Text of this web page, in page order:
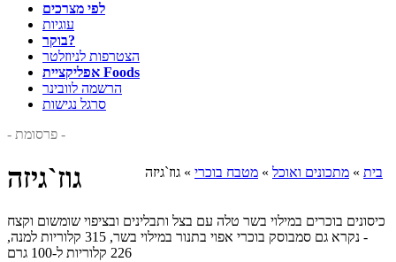
לפי מצרכים
עוגיות
בוקר?
הצטרפות לניוזלטר
אפליקציית Foods
הרשמה לוובינר
סרגל נגישות
- פרסומת -
בית » מתכונים ואוכל » מטבח בוכרי » גוז`גיזה גוז`גיזה
כיסונים בוכרים במילוי בשר טלה עם בצל ותבלינים ובציפוי שומשום וקצח
- נקרא גם סמבוסק בוכרי אפוי בתנור במילוי בשר, 315 קלוריות למנה,
226 קלוריות ל-100 גרם